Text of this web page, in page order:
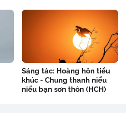
Sáng tác: Hoàng hôn tiểu
khúc - Chung thanh niểu
niểu bạn sơn thôn (HCH)